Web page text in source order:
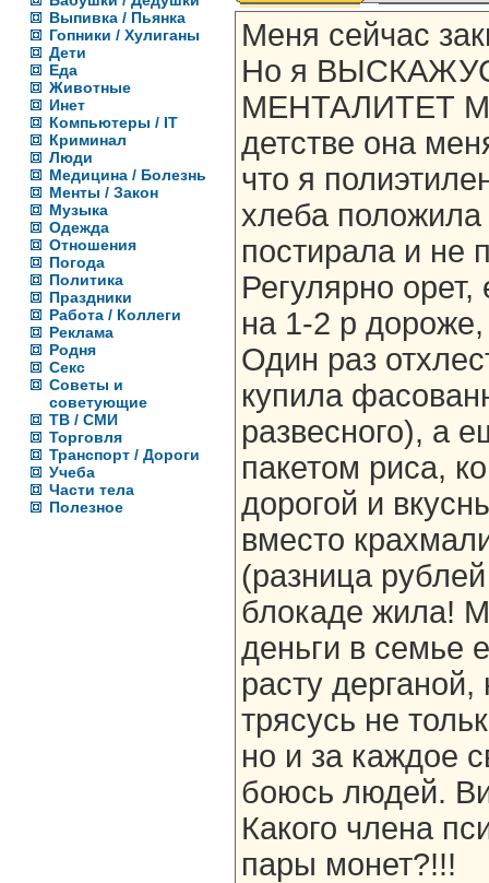
Выпивка / Пьянка
Гопники / Хулиганы
Дети
Еда
Животные
Инет
Компьютеры / IT
Криминал
Люди
Медицина / Болезнь
Менты / Закон
Музыка
Одежда
Отношения
Погода
Политика
Праздники
Работа / Коллеги
Реклама
Родня
Секс
Советы и
советующие
ТВ / СМИ
Торговля
Транспорт / Дороги
Учеба
Части тела
Полезное
Меня сейчас
Но я
МЕНТАЛИТЕТ
детстве она
что я
хлеба положила
постирала и не
Регулярно
на 1-2 р
Один раз
купила
развесного), а
пакетом риса,
дорогой и
вместо
(разница
блокаде жила!
деньги в семье
расту
трясусь не
но и за каждое
боюсь людей.
Какого члена
пары монет?!!!